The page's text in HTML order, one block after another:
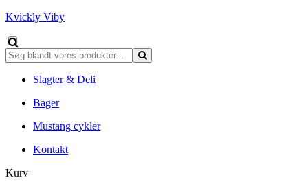
Kvickly Viby
Slagter & Deli
Bager
Mustang cykler
Kontakt
Kurv